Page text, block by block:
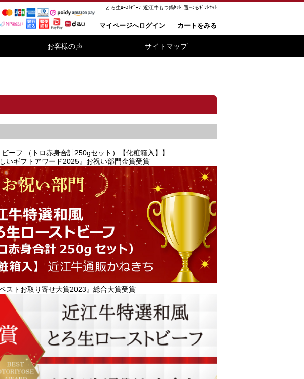
とろ生ﾛｰｽﾄﾋﾞｰﾌ 近江牛もつ鍋ｾｯﾄ 選べるｷﾞﾌﾄｾｯﾄ
マイページへログイン カートをみる
お客様の声 サイトマップ
ーフ （トロ赤身合計250gセット）【化粧箱入】】
いギフトアワード2025』お祝い部門金賞受賞
ストお取り寄せ大賞2023』総合大賞受賞